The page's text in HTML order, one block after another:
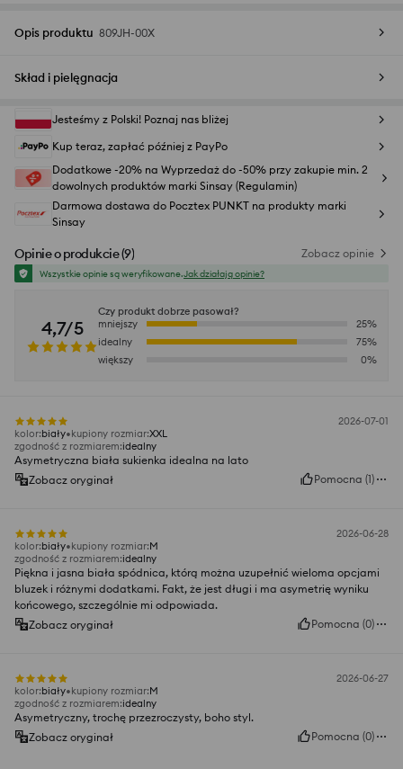
Opis produktu 809JH-00X
Skład i pielęgnacja
Jesteśmy z Polski! Poznaj nas bliżej
Kup teraz, zapłać później z PayPo
Dodatkowe -20% na Wyprzedaż do -50% przy zakupie min. 2
dowolnych produktów marki Sinsay (Regulamin)
Darmowa dostawa do Pocztex PUNKT na produkty marki
Sinsay
Opinie o produkcie(9) Zobacz opinie
Wszystkie opinie są weryfikowane.Jak działają opinie?
4,7/5
Czy produkt dobrze pasował?
mniejszy
25%
idealny
75%
większy
0%
2026-07-01
kolor:biały kupiony rozmiar:XXL
zgodność z rozmiarem:idealny
Asymetryczna biała sukienka idealna na lato
Zobacz oryginał
Pomocna (1)
2026-06-28
kolor:biały kupiony rozmiar:M
zgodność z rozmiarem:idealny
Piękna i jasna biała spódnica, którą można uzupełnić wieloma opcjami
bluzek i różnymi dodatkami. Fakt, że jest długi i ma asymetrię wyniku
końcowego, szczególnie mi odpowiada.
Zobacz oryginał
Pomocna (0)
2026-06-27
kolor:biały kupiony rozmiar:M
zgodność z rozmiarem:idealny
Asymetryczny, trochę przezroczysty, boho styl.
Zobacz oryginał
Pomocna (0)